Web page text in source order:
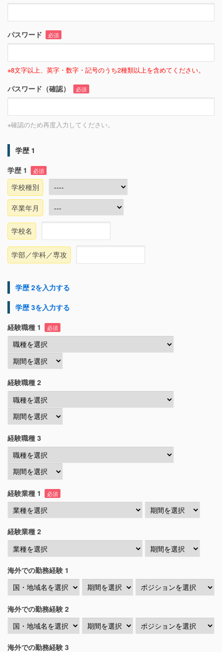
パスワード 必須
※8文字以上、英字・数字・記号のうち2種類以上を含めてください。
パスワード（確認） 必須
※確認のため再度入力してください。
学歴 1
学歴 1
必須
学校種別
卒業年月
学校名
学部／学科／専攻
学歴 2を入力する
学歴 3を入力する
経験職種 1
必須
経験職種 2
経験職種 3
経験業種 1 必須
経験業種 2
海外での勤務経験 1
海外での勤務経験 2
海外での勤務経験 3